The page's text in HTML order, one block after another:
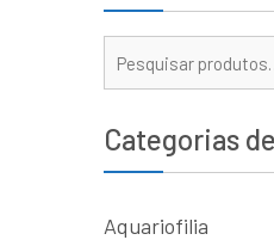
Categorias
Aquariofilia